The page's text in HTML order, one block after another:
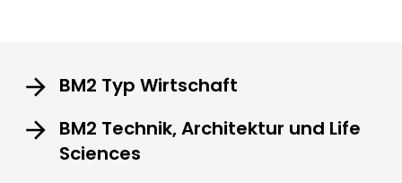
BM2 Typ Wirtschaft
BM2 Technik, Architektur und Life
Sciences